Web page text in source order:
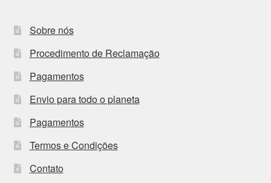
Sobre nós
Procedimento de Reclamação
Pagamentos
Envio para todo o planeta
Pagamentos
Termos e Condições
Contato